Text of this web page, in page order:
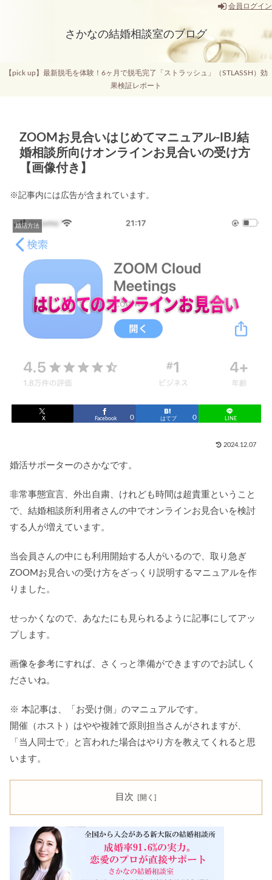
会員ログイン
さかなの結婚相談室のブログ
【pick up】最新脱毛を体験！6ヶ月で脱毛完了「ストラッシュ」（STLASSH）効
果検証レポート
ZOOMお見合いはじめてマニュアル-IBJ結
婚相談所向けオンラインお見合いの受け方
【画像付き】
※記事内には広告が含まれています。
婚活方法
X Facebook 0 はてブ 0 LINE
2024.12.07
婚活サポーターのさかなです。
非常事態宣言、外出自粛、けれども時間は超貴重ということ
で、結婚相談所利用者さんの中でオンラインお見合いを検討
する人が増えています。
当会員さんの中にも利用開始する人がいるので、取り急ぎ
ZOOMお見合いの受け方をざっくり説明するマニュアルを作
りました。
せっかくなので、あなたにも見られるように記事にしてアッ
プします。
画像を参考にすれば、さくっと準備ができますのでお試しく
ださいね。
※ 本記事は、「お受け側」のマニュアルです。
開催（ホスト）はやや複雑で原則担当さんがされますが、
「当人同士で」と言われた場合はやり方を教えてくれると思
います。
目次